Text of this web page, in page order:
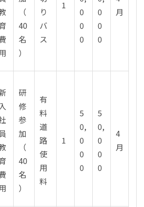
（
40
名
）
り
バ
ス
1
0
0
0
0
0
0
月
入
員
研
修
参
加
（
40
名
）
有
料
道
路
使
用
料
1
5
0,
0
0
0
5
0,
0
0
0
4
月